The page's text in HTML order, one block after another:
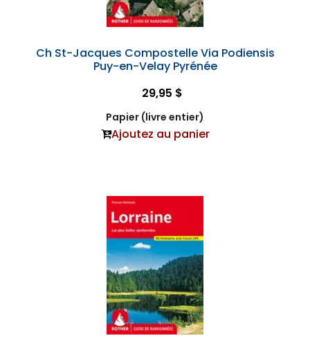
Ch St-Jacques Compostelle Via Podiensis
Puy-en-Velay Pyrénée
29,95 $
Papier (livre entier)
Ajoutez au panier